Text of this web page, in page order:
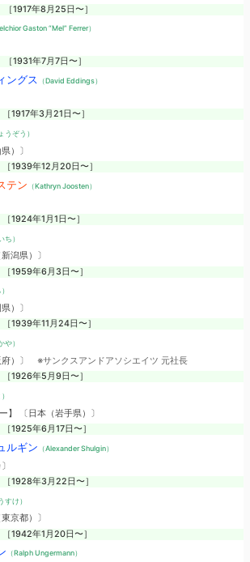
［1917年8月25日〜］
Gaston “Mel” Ferrer）
［1931年7月7日〜］
ングス （David Eddings）
1917年3月21日〜］
うぞう）
）〕
1939年12月20日〜］
テン （Kathryn Joosten）
1924年1月1日〜］
ち）
潟県）〕
1959年6月3日〜］
）〕
1939年11月24日〜］
や）
府）〕 ※サンクスアンドアソシエイツ 元社長
1926年5月9日〜］
】 〔日本（岩手県）〕
1925年6月17日〜］
ルギン （Alexander Shulgin）
1928年3月22日〜］
すけ）
京都）〕
1942年1月20日〜］
（Ralph Ungermann）